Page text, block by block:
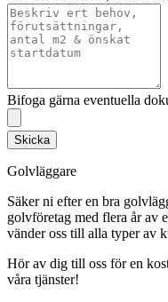
Bifoga gärna eventuella
Skicka
Golvläggare
Säker ni efter en bra
golvföretag med flera år av
vänder oss till alla typer av
Hör av dig till oss för en
våra tjänster!